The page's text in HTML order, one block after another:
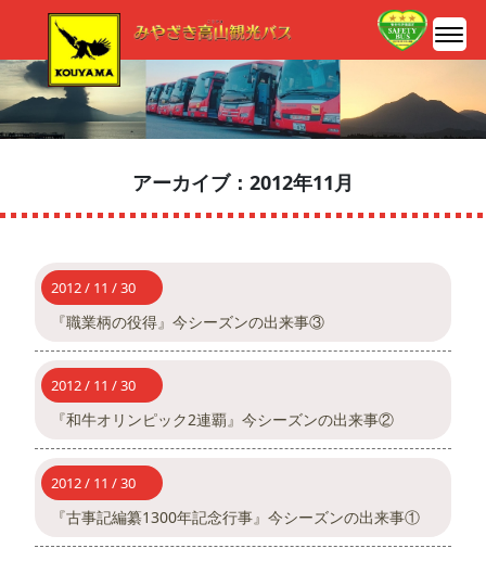
アーカイブ：2012年11月
2012 / 11 / 30
『職業柄の役得』今シーズンの出来事③
2012 / 11 / 30
『和牛オリンピック2連覇』今シーズンの出来事②
2012 / 11 / 30
『古事記編纂1300年記念行事』今シーズンの出来事①